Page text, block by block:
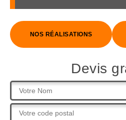
NOS RÉALISATIONS
Devis